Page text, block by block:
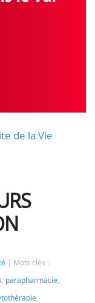
de la Vie
Mots clés :
, parapharmacie,
,